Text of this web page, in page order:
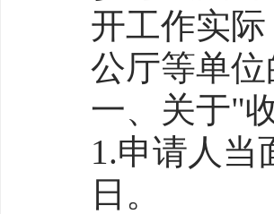
开工作实
公厅等单
一、关于"
1.申请人当
日。